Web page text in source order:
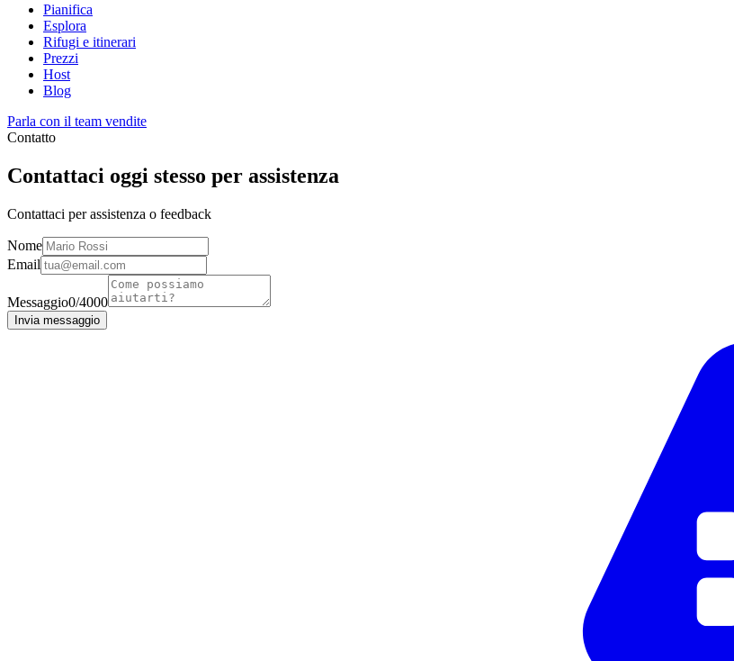
Pianifica
Esplora
Rifugi e itinerari
Prezzi
Host
Blog
Parla con il team vendite
Contatto
Contattaci oggi stesso per assistenza
Contattaci per assistenza o feedback
Nome
Email
Messaggio0/4000
Invia messaggio